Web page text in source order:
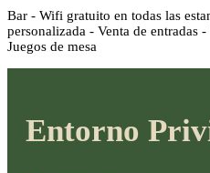
Bar - Wifi gratuito en todas las
personalizada - Venta de entradas
Juegos de mesa
Entorno